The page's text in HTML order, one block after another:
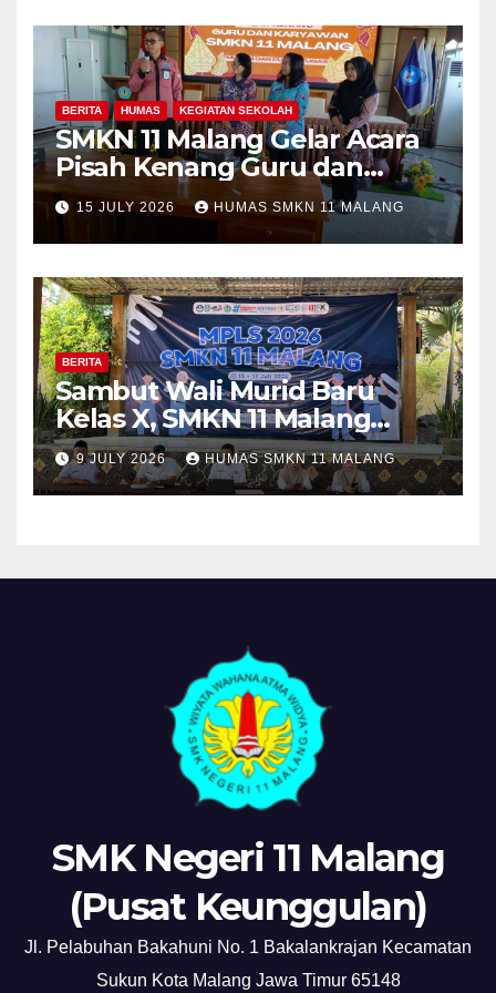
BERITA HUMAS KEGIATAN SEKOLAH
SMKN 11 Malang Gelar Acara
Pisah Kenang Guru dan
Tenaga Kependidikan yang
Purna Tugas dan Mutasi
Tugas
15 JULY 2026 HUMAS SMKN 11 MALANG
BERITA
Sambut Wali Murid Baru
Kelas X, SMKN 11 Malang
Sosialisasikan Komitmen
“MPLS Ramah”
9 JULY 2026 HUMAS SMKN 11 MALANG
SMK Negeri 11 Malang
(Pusat Keunggulan)
Jl. Pelabuhan Bakahuni No. 1 Bakalankrajan Kecamatan
Sukun Kota Malang Jawa Timur 65148